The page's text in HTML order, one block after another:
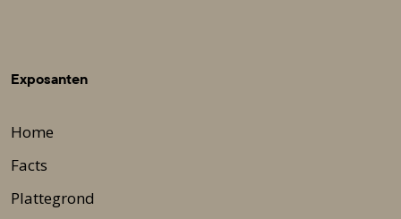
Exposanten
Home
Facts
Plattegrond